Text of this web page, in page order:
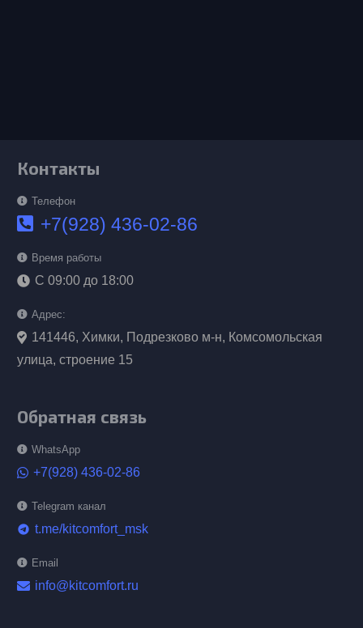
Контакты
Телефон
+7(928) 436-02-86
Время работы
С 09:00 до 18:00
Адрес:
141446, Химки, Подрезково м-н, Комсомольская
улица, строение 15
Обратная связь
WhatsApp
+7(928) 436-02-86
Telegram канал
telegram t.me/kitcomfort_msk
Email
info@kitcomfort.ru